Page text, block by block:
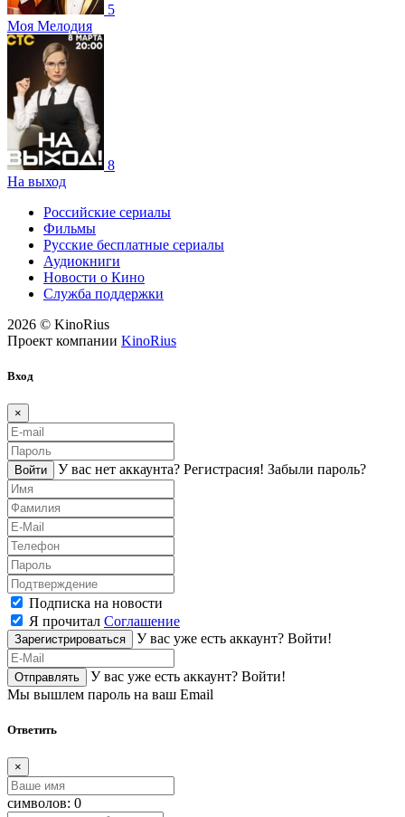
5
Моя Мелодия
8
На выход
Российские сериалы
Фильмы
Русские бесплатные сериалы
Аудиокниги
Новости о Кино
Служба поддержки
2026 © KinoRius
Проект компании KinoRius
Вход
×
Войти У вас нет аккаунта? Регистраcия! Забыли пароль?
Подписка на новости
Я прочитал Соглашение
Зарегистрироваться У вас уже есть аккаунт? Войти!
Отправлять У вас уже есть аккаунт? Войти!
Мы вышлем пароль на ваш Email
Ответить
×
символов: 0